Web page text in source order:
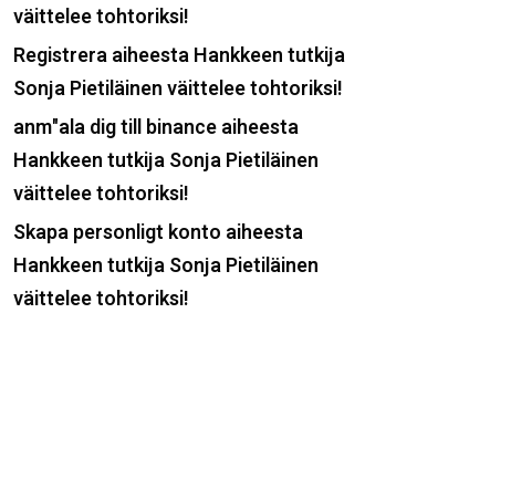
väittelee tohtoriksi!
RegistreraaiheestaHankkeen tutkija
Sonja Pietiläinen väittelee tohtoriksi!
anm"ala dig till binanceaiheesta
Hankkeen tutkija Sonja Pietiläinen
väittelee tohtoriksi!
Skapa personligt konto aiheesta
Hankkeen tutkija Sonja Pietiläinen
väittelee tohtoriksi!